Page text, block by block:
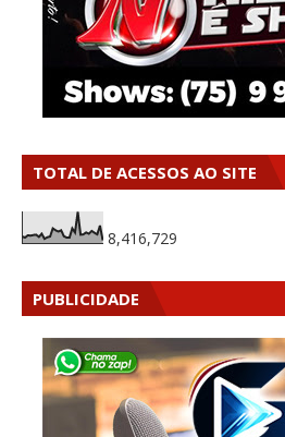
TOTAL DE ACESSOS AO SITE
8,416,729
PUBLICIDADE